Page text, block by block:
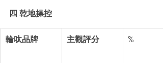
四 乾地操控
輪呔品牌 主觀評分 %